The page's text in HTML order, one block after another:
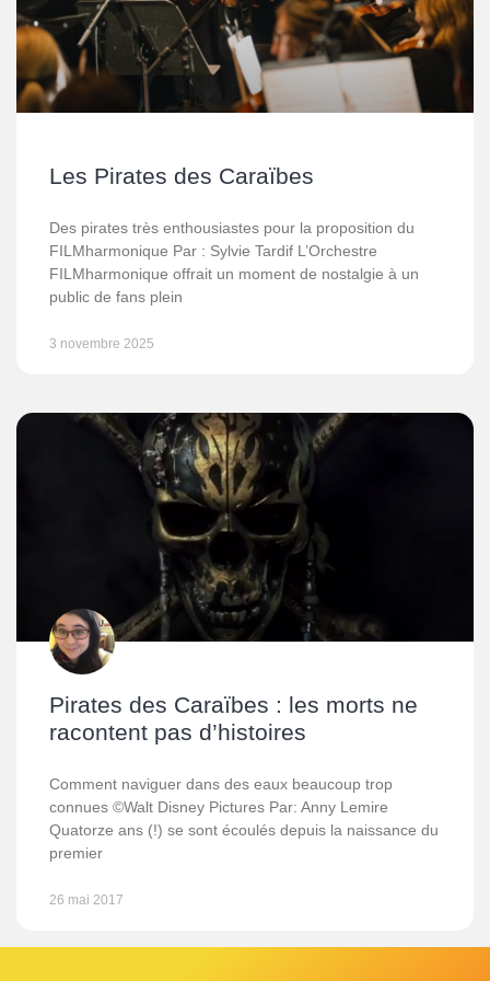
Les Pirates des Caraïbes
Des pirates très enthousiastes pour la proposition du
FILMharmonique Par : Sylvie Tardif L’Orchestre
FILMharmonique offrait un moment de nostalgie à un
public de fans plein
3 novembre 2025
Pirates des Caraïbes : les morts ne
racontent pas d’histoires
Comment naviguer dans des eaux beaucoup trop
connues ©Walt Disney Pictures Par: Anny Lemire
Quatorze ans (!) se sont écoulés depuis la naissance du
premier
26 mai 2017